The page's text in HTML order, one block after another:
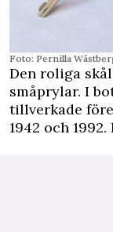
Foto: Pernilla
Den roliga
småprylar. I
tillverkade
1942 och